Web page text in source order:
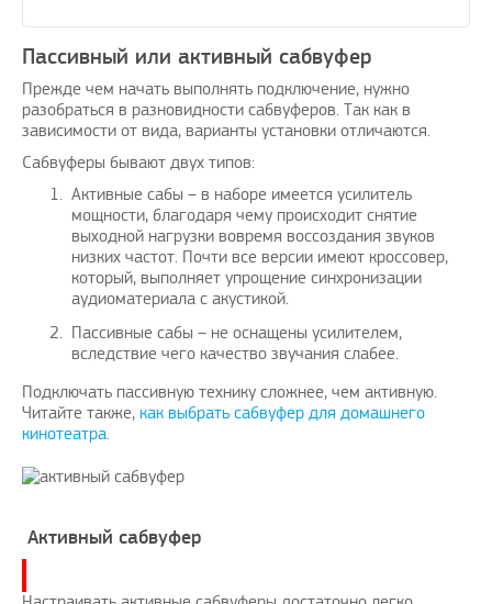
Пассивный или активный сабвуфер
Прежде чем начать выполнять подключение, нужно
разобраться в разновидности сабвуферов. Так как в
зависимости от вида, варианты установки отличаются.
Сабвуферы бывают двух типов:
Активные сабы – в наборе имеется усилитель
мощности, благодаря чему происходит снятие
выходной нагрузки вовремя воссоздания звуков
низких частот. Почти все версии имеют кроссовер,
который, выполняет упрощение синхронизации
аудиоматериала с акустикой.
Пассивные сабы – не оснащены усилителем,
вследствие чего качество звучания слабее.
Подключать пассивную технику сложнее, чем активную.
Читайте также, как выбрать сабвуфер для домашнего
кинотеатра.
Активный сабвуфер